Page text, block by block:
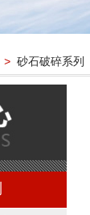
> 砂石破碎系列